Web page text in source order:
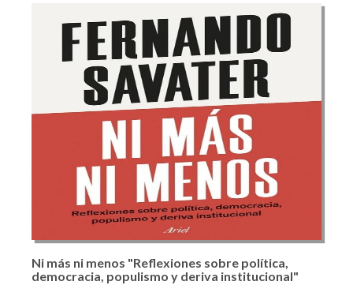
Ni más ni menos "Reflexiones sobre política,
democracia, populismo y deriva institucional"